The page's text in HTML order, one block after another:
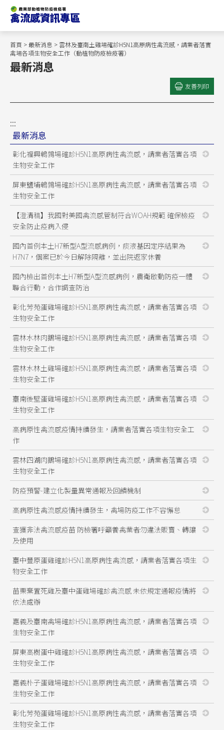
主
首頁 >最新消息 > 雲林及臺南土雞場確診H5N1高原病性禽流感，請業者落實
禽場各項生物安全工作（動植物防疫檢疫署）
最新消息
友善列印
:::
最新消息
彰化福興鵪鶉場確診H5N1高原病性禽流感，請業者落實各項
生物安全工作
屏東鹽埔鵪鶉場確診H5N1高原病性禽流感，請業者落實各項
生物安全工作
【澄清稿】我國對美國禽流感管制符合WOAH規範 確保檢疫
安全防止疫病入侵
國內首例本土H7新型A型流感病例，痰液基因定序結果為
H7N7，個案已於今日解除隔離，並出院返家休養
國內檢出首例本土H7新型A型流感病例，農衛啟動防疫一體
聯合行動，合作調查防治
彰化芳苑蛋雞場確診H5N1高原病性禽流感，請業者落實各項
生物安全工作
雲林水林肉鵝場確診H5N1高原病性禽流感，請業者落實各項
生物安全工作
雲林水林土雞場確診H5N1高原病性禽流感，請業者落實各項
生物安全工作
臺南後壁蛋雞場確診H5N1高原病性禽流感，請業者落實各項
生物安全工作
高病原性禽流感疫情持續發生，請業者落實各項生物安全工
作
雲林四湖肉鵝場確診H5N1高原病性禽流感，請業者落實各項
生物安全工作
防疫預警-建立化製量異常通報及回饋機制
高病原性禽流感疫情持續發生，禽場防疫工作不容懈怠
查獲非法禽流感疫苗 防檢署呼籲養禽業者勿違法販賣、轉讓
及使用
臺中豐原蛋雞確診H5N1高原病性禽流感，請業者落實各項生
物安全工作
苗栗棄置死雞及臺中蛋雞場確診禽流感 未依規定通報疫情將
依法處辦
嘉義及臺南禽場確診H5N1高原病性禽流感，請業者落實各項
生物安全工作
屏東高樹蛋中雞確診H5N1高原病性禽流感，請業者落實各項
生物安全工作
嘉義朴子蛋雞場確診H5N1高原病性禽流感，請業者落實各項
生物安全工作
彰化芳苑蛋雞場確診H5N1高原病性禽流感，請業者落實各項
生物安全工作